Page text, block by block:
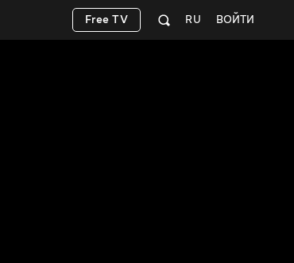
ВОЙТИ
RU
Free TV